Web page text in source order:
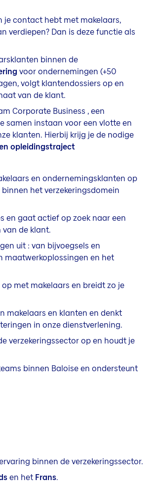
je contact hebt met makelaars,
verdiepen? Dan is deze functie als
binnen de
voor ondernemingen (+50
volgt klantendossiers op en
van de klant.
Corporate Business , een
samen instaan voor een vlotte en
klanten. Hierbij krijg je de nodige
opleidingstraject
en ondernemingsklanten op
het verzekeringsdomein
en gaat actief op zoek naar een
de klant.
uit : van bijvoegsels en
maatwerkoplossingen en het
met makelaars en breidt zo je
makelaars en klanten en denkt
in onze dienstverlening.
verzekeringssector op en houdt je
binnen Baloise en ondersteunt
binnen de verzekeringssector.
en het Frans.